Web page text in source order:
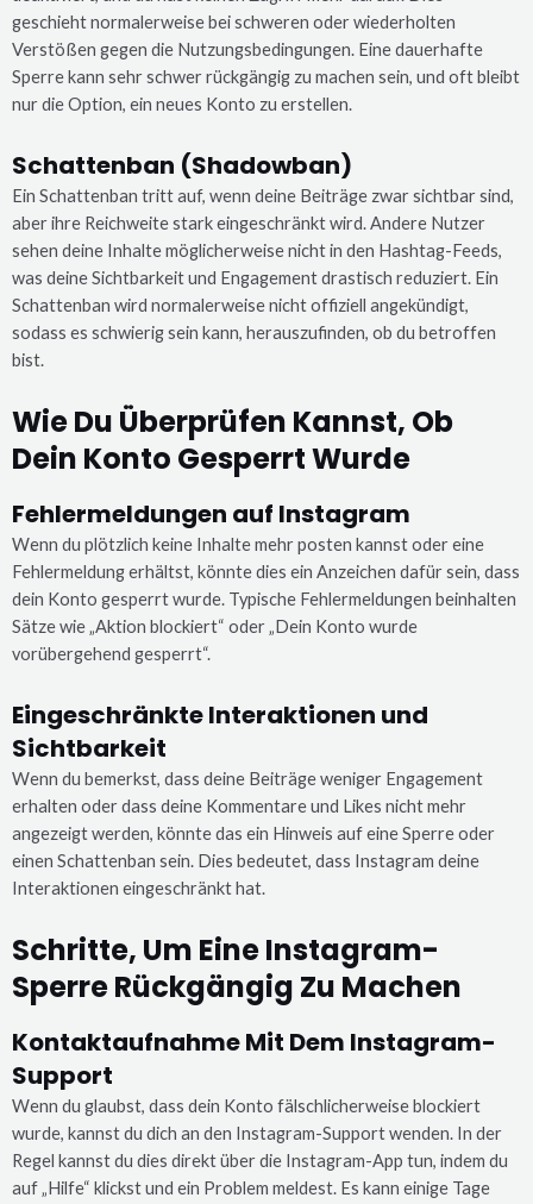
geschieht normalerweise bei schweren oder wiederholten
Verstößen gegen die Nutzungsbedingungen. Eine dauerhafte
Sperre kann sehr schwer rückgängig zu machen sein, und oft bleibt
nur die Option, ein neues Konto zu erstellen.
Schattenban (Shadowban)
Ein Schattenban tritt auf, wenn deine Beiträge zwar sichtbar sind,
aber ihre Reichweite stark eingeschränkt wird. Andere Nutzer
sehen deine Inhalte möglicherweise nicht in den Hashtag-Feeds,
was deine Sichtbarkeit und Engagement drastisch reduziert. Ein
Schattenban wird normalerweise nicht offiziell angekündigt,
sodass es schwierig sein kann, herauszufinden, ob du betroffen
bist.
Wie Du Überprüfen Kannst, Ob
Dein Konto Gesperrt Wurde
Fehlermeldungen auf Instagram
Wenn du plötzlich keine Inhalte mehr posten kannst oder eine
Fehlermeldung erhältst, könnte dies ein Anzeichen dafür sein, dass
dein Konto gesperrt wurde. Typische Fehlermeldungen beinhalten
Sätze wie „Aktion blockiert“ oder „Dein Konto wurde
vorübergehend gesperrt“.
Eingeschränkte Interaktionen und
Sichtbarkeit
Wenn du bemerkst, dass deine Beiträge weniger Engagement
erhalten oder dass deine Kommentare und Likes nicht mehr
angezeigt werden, könnte das ein Hinweis auf eine Sperre oder
einen Schattenban sein. Dies bedeutet, dass Instagram deine
Interaktionen eingeschränkt hat.
Schritte, Um Eine Instagram-
Sperre Rückgängig Zu Machen
Kontaktaufnahme Mit Dem Instagram-
Support
Wenn du glaubst, dass dein Konto fälschlicherweise blockiert
wurde, kannst du dich an den Instagram-Support wenden. In der
Regel kannst du dies direkt über die Instagram-App tun, indem du
auf „Hilfe“ klickst und ein Problem meldest. Es kann einige Tage